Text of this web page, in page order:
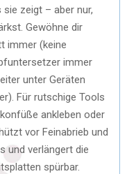
zeigt – aber nur,
Gewöhne dir
immer (keine
immer
unter Geräten
Für rutschige Tools
ankleben oder
vor Feinabrieb und
und verlängert die
spürbar.